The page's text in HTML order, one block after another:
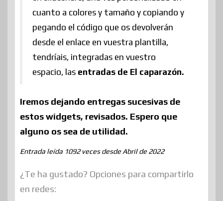
cuanto a colores y tamaño y copiando y
pegando el código que os devolverán
desde el enlace en vuestra plantilla,
tendríais, integradas en vuestro
espacio, las entradas de El caparazón.
Iremos dejando entregas sucesivas de
estos widgets, revisados. Espero que
alguno os sea de utilidad.
Entrada leída 1092 veces desde Abril de 2022
¿Te ha gustado? Opciones para compartirlo
en redes: